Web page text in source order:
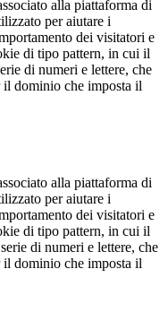
alla piattaforma di
per aiutare i
dei visitatori e
di tipo pattern, in cui il
di numeri e lettere, che
dominio che imposta il
alla piattaforma di
per aiutare i
dei visitatori e
di tipo pattern, in cui il
di numeri e lettere, che
dominio che imposta il